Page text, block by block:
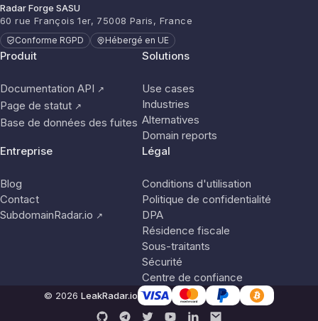
Radar Forge SASU
60 rue François 1er, 75008 Paris, France
Conforme RGPD Hébergé en UE
Produit
Documentation API ↗
Page de statut ↗
Base de données des fuites
Solutions
Use cases
Industries
Alternatives
Domain reports
Entreprise
Blog
Contact
SubdomainRadar.io ↗
Légal
Conditions d'utilisation
Politique de confidentialité
DPA
Résidence fiscale
Sous-traitants
Sécurité
Centre de confiance
© 2026 LeakRadar.io